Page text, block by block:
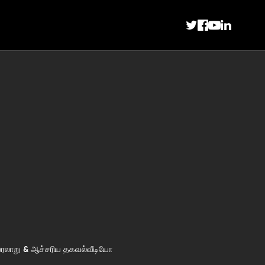
& ஆச்சரிய தகவல்வீடியோ